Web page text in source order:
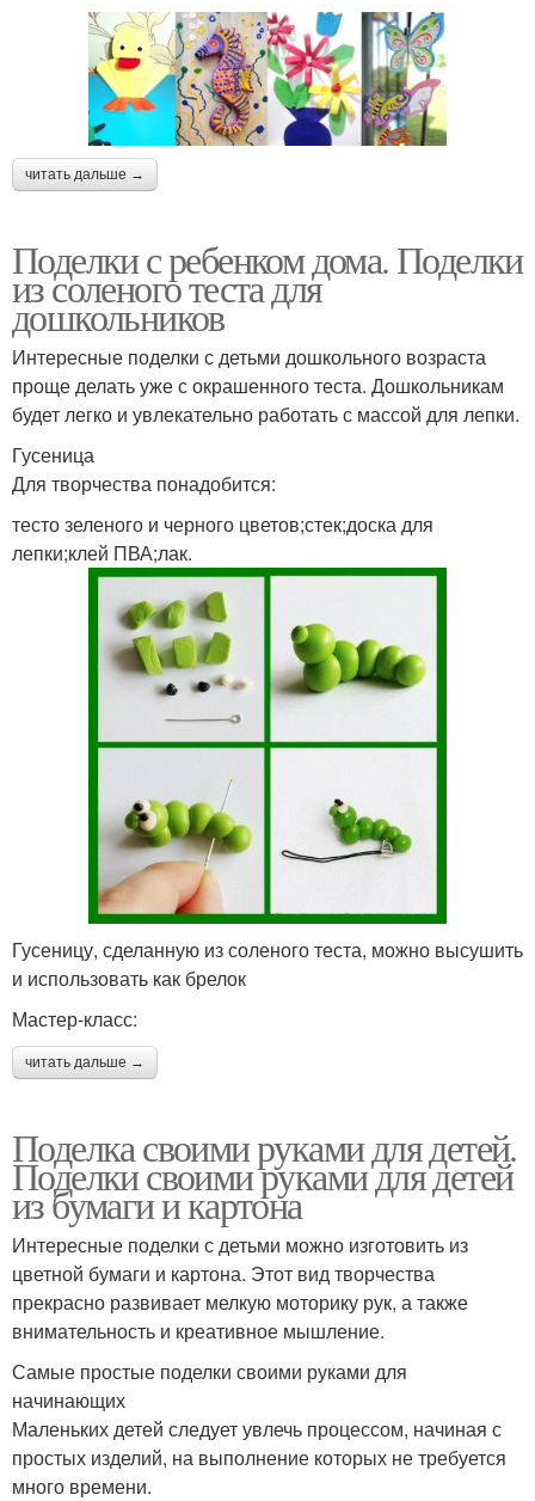
читать дальше →
Поделки с ребенком дома. Поделки
из соленого теста для
дошкольников
Интересные поделки с детьми дошкольного возраста
проще делать уже с окрашенного теста. Дошкольникам
будет легко и увлекательно работать с массой для лепки.
Гусеница
Для творчества понадобится:
тесто зеленого и черного цветов;стек;доска для
лепки;клей ПВА;лак.
Гусеницу, сделанную из соленого теста, можно высушить
и использовать как брелок
Мастер-класс:
читать дальше →
Поделка своими руками для детей.
Поделки своими руками для детей
из бумаги и картона
Интересные поделки с детьми можно изготовить из
цветной бумаги и картона. Этот вид творчества
прекрасно развивает мелкую моторику рук, а также
внимательность и креативное мышление.
Самые простые поделки своими руками для
начинающих
Маленьких детей следует увлечь процессом, начиная с
простых изделий, на выполнение которых не требуется
много времени.